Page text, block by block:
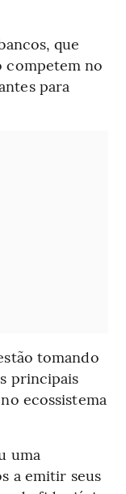
que
competem no
para
tomando
principais
ecossistema
uma
a emitir seus